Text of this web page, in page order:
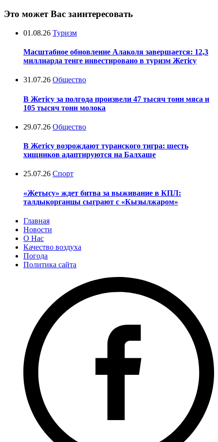
Это может Вас заинтересовать
01.08.26 Туризм
Масштабное обновление Алаколя завершается: 12,3
миллиарда тенге инвестировано в туризм Жетісу
31.07.26 Общество
В Жетісу за полгода произвели 47 тысяч тонн мяса и
105 тысяч тонн молока
29.07.26 Общество
В Жетісу возрождают туранского тигра: шесть
хищников адаптируются на Балхаше
25.07.26 Спорт
«Жетысу» ждет битва за выживание в КПЛ:
талдыкорганцы сыграют с «Кызылжаром»
Главная
Новости
О Нас
Качество воздуха
Погода
Политика сайта